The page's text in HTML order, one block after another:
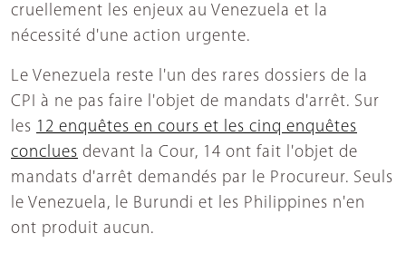
cruellement les enjeux au Venezuela et la
nécessité d'une action urgente.
Le Venezuela reste l'un des rares dossiers de la
CPI à ne pas faire l'objet de mandats d'arrêt. Sur
les 12 enquêtes en cours et les cinq enquêtes
conclues devant la Cour, 14 ont fait l'objet de
mandats d'arrêt demandés par le Procureur. Seuls
le Venezuela, le Burundi et les Philippines n'en
ont produit aucun.